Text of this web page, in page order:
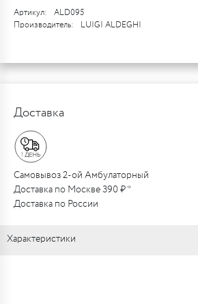
Артикул:
ALD095
Производитель:
LUIGI ALDEGHI
Доставка
Самовывоз 2-ой Амбулаторный
Доставка по Москве 390 ₽ *
Доставка по России
Характеристики